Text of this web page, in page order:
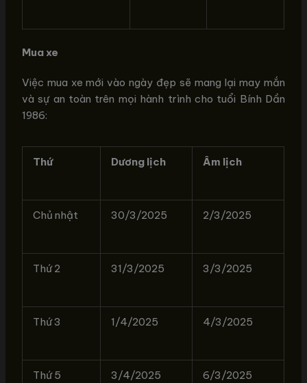
Mua xe
Việc mua xe mới vào ngày đẹp sẽ mang lại may mắn
và sự an toàn trên mọi hành trình cho tuổi Bính Dần
1986:
Thứ Dương lịch Âm lịch
Chủ nhật 30/3/2025 2/3/2025
Thứ 2 31/3/2025 3/3/2025
Thứ 3 1/4/2025 4/3/2025
Thứ 5 3/4/2025 6/3/2025